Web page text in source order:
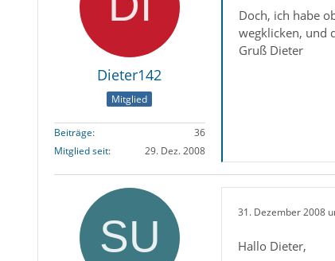
Dieter142
Mitglied
Beiträge
36
Mitglied seit
29. Dez. 2008
Doch, ich habe
wegklicken, und
Gruß Dieter
31. Dezember 2008
Hallo Dieter,